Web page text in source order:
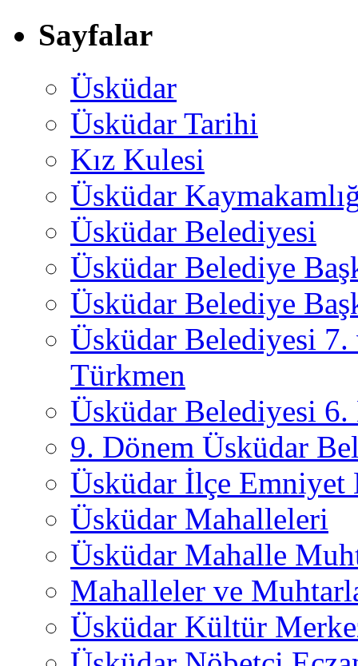
Sayfalar
Üsküdar
Üsküdar Tarihi
Kız Kulesi
Üsküdar
Üsküdar Belediyesi
Üsküdar Belediye
Üsküdar Belediye
Üsküdar Belediyesi
Türkmen
Üsküdar Belediyesi 6.
9. Dönem Üsküdar
Üsküdar İlçe
Üsküdar Mahalleleri
Üsküdar Mahalle
Mahalleler ve
Üsküdar Kültür